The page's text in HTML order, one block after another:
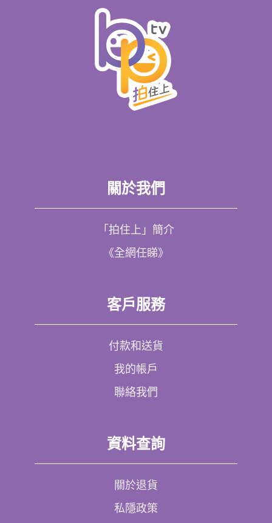
關於我們
「拍住上」簡介
《全網任睇》
客戶服務
付款和送貨
我的帳戶
聯絡我們
資料查詢
關於退貨
私隱政策